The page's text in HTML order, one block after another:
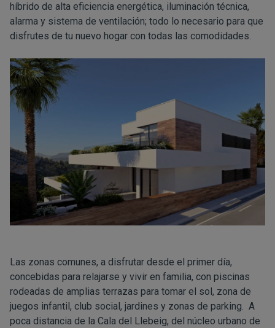
híbrido de alta eficiencia energética, iluminación técnica,
alarma y sistema de ventilación; todo lo necesario para que
disfrutes de tu nuevo hogar con todas las comodidades.
Las zonas comunes, a disfrutar desde el primer día,
concebidas para relajarse y vivir en familia, con piscinas
rodeadas de amplias terrazas para tomar el sol, zona de
juegos infantil, club social, jardines y zonas de parking. A
poca distancia de la Cala del Llebeig, del núcleo urbano de